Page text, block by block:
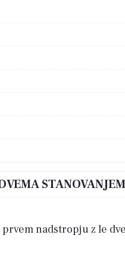
nadstropju z le